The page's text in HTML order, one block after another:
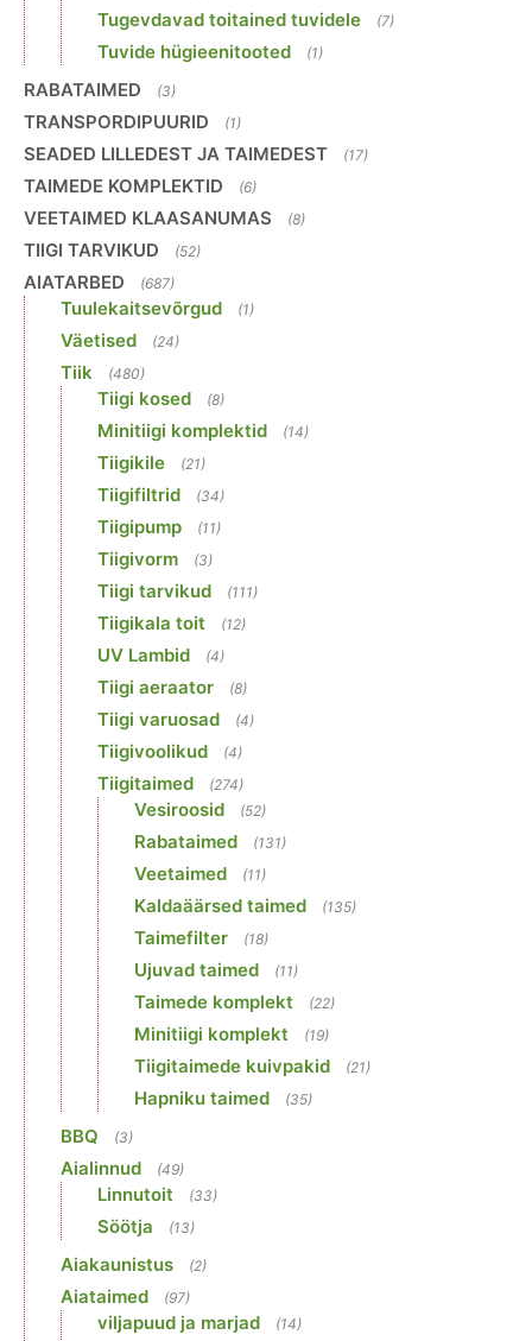
Tugevdavad toitained tuvidele (7)
Tuvide hügieenitooted (1)
RABATAIMED (3)
TRANSPORDIPUURID (1)
SEADED LILLEDEST JA TAIMEDEST (17)
TAIMEDE KOMPLEKTID (6)
VEETAIMED KLAASANUMAS (8)
TIIGI TARVIKUD (52)
AIATARBED (687)
Tuulekaitsevõrgud (1)
Väetised (24)
Tiik (480)
Tiigi kosed (8)
Minitiigi komplektid (14)
Tiigikile (21)
Tiigifiltrid (34)
Tiigipump (11)
Tiigivorm (3)
Tiigi tarvikud (111)
Tiigikala toit (12)
UV Lambid (4)
Tiigi aeraator (8)
Tiigi varuosad (4)
Tiigivoolikud (4)
Tiigitaimed (274)
Vesiroosid (52)
Rabataimed (131)
Veetaimed (11)
Kaldaäärsed taimed (135)
Taimefilter (18)
Ujuvad taimed (11)
Taimede komplekt (22)
Minitiigi komplekt (19)
Tiigitaimede kuivpakid (21)
Hapniku taimed (35)
BBQ (3)
Aialinnud (49)
Linnutoit (33)
Söötja (13)
Aiakaunistus (2)
Aiataimed (97)
viljapuud ja marjad (14)